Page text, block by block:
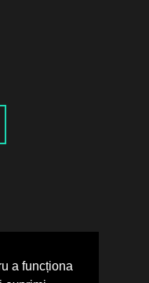
a funcționa